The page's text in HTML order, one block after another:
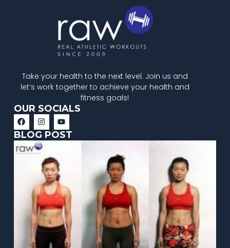
Take your health to the next level. Join us and
let’s work together to achieve your health and
fitness goals!
OUR SOCIALS
BLOG POST